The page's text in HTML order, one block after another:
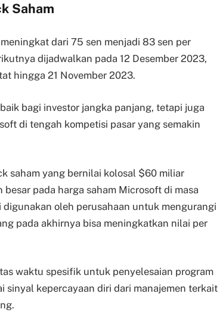
Saham
dari 75 sen menjadi 83 sen per
dijadwalkan pada 12 Desember 2023,
hingga 21 November 2023.
bagi investor jangka panjang, tetapi juga
di tengah kompetisi pasar yang semakin
saham yang bernilai kolosal $60 miliar
pada harga saham Microsoft di masa
oleh perusahaan untuk mengurangi
pada akhirnya bisa meningkatkan nilai per
waktu spesifik untuk penyelesaian program
sinyal kepercayaan diri dari manajemen terkait